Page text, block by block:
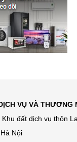
VỤ VÀ THƯƠNG
đất dịch vụ thôn
Nội